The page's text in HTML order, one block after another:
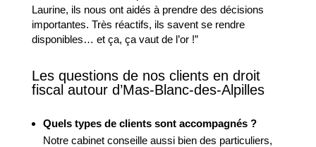
Laurine, ils nous ont aidés à prendre des décisions
importantes. Très réactifs, ils savent se rendre
disponibles… et ça, ça vaut de l’or !”
Les questions de nos clients en droit
fiscal autour d’Mas-Blanc-des-Alpilles
Quels types de clients sont accompagnés ?
Notre cabinet conseille aussi bien des particuliers,